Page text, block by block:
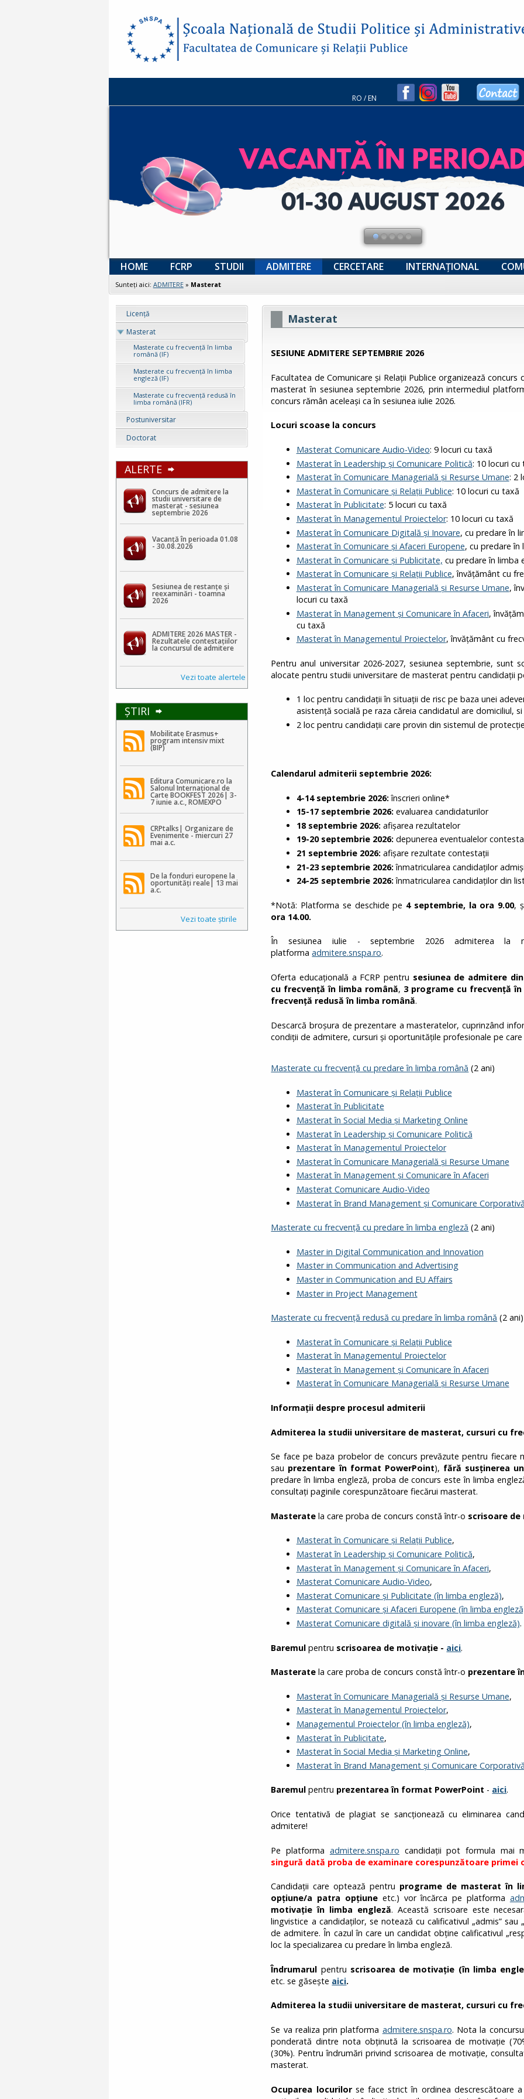
RO /EN
HOME FCRP STUDII ADMITERE CERCETARE INTERNAȚIONAL
Sunteţi aici: ADMITERE» Masterat
Licenţă
Masterat
Masterate cu frecvență în limba
română (IF)
Masterate cu frecvență în limba
engleză (IF)
Masterate cu frecvență redusă în
limba română (IFR)
Postuniversitar
Doctorat
ALERTE
Concurs de admitere la
studii universitare de
masterat - sesiunea
septembrie 2026
Vacanță în perioada 01.08
- 30.08.2026
Sesiunea de restanțe și
reexaminări - toamna
2026
ADMITERE 2026 MASTER -
Rezultatele contestaţiilor
la concursul de admitere
Vezi toate alertele
ŞTIRI
Mobilitate Erasmus+
program intensiv mixt
(BIP)
Editura Comunicare.ro la
Salonul Internațional de
Carte BOOKFEST 2026| 3-
7 iunie a.c., ROMEXPO
CRPtalks| Organizare de
Evenimente - miercuri 27
mai a.c.
De la fonduri europene la
oportunități reale| 13 mai
a.c.
Vezi toate ştirile
Masterat
SESIUNE ADMITERE SEPTEMBRIE 2026
Facultatea de Comunicare și Relații Publice organizează
masterat în sesiunea septembrie 2026, prin intermediul
concurs rămân aceleași ca în sesiunea iulie 2026.
Locuri scoase la concurs
Masterat Comunicare Audio-Video: 9 locuri cu taxă
Masterat în Leadership și Comunicare Politică: 10 locuri cu
Masterat în Comunicare Managerială și Resurse Umane: 2
Masterat în Comunicare și Relații Publice: 10 locuri cu taxă
Masterat în Publicitate: 5 locuri cu taxă
Masterat în Managementul Proiectelor: 10 locuri cu taxă
Masterat în Comunicare Digitală și Inovare, cu predare în
Masterat în Comunicare și Afaceri Europene, cu predare în
Masterat în Comunicare și Publicitate, cu predare în limba
Masterat în Comunicare și Relații Publice, învățământ cu
Masterat în Comunicare Managerială și Resurse Umane,
locuri cu taxă
Masterat în Management și Comunicare în Afaceri,
cu taxă
Masterat în Managementul Proiectelor, învățământ cu
Pentru anul universitar 2026-2027, sesiunea septembrie, sunt
alocate pentru studii universitare de masterat pentru candidații
1 loc pentru candidații în situații de risc pe baza unei
asistență socială pe raza căreia candidatul are domiciliul, si
2 loc pentru candidații care provin din sistemul de
Calendarul admiterii septembrie 2026:
4-14 septembrie 2026:înscrieri online*
15-17 septembrie 2026:evaluarea candidaturilor
18 septembrie 2026:afișarea rezultatelor
19-20 septembrie 2026:depunerea eventualelor
21 septembrie 2026:afișare rezultate contestații
21-23 septembrie 2026:înmatricularea candidaților
24-25 septembrie 2026:înmatricularea candidaților din
*Notă: Platforma se deschide pe 4 septembrie, la ora 9.00,
ora 14.00.
În sesiunea iulie - septembrie 2026 admiterea la
platformaadmitere.snspa.ro.
Oferta educațională a FCRP pentru sesiunea de admitere
cu frecvență în limba română, 3 programe cu frecvență
frecvență redusă în limba română.
Descarcă broșura de prezentare a masteratelor, cuprinzând
condiții de admitere, cursuri și oportunitățile profesionale pe
Masterate cu frecvență cu predare în limba română (2 ani)
Masterat în Comunicare și Relații Publice
Masterat în Publicitate
Masterat în Social Media și Marketing Online
Masterat în Leadership și Comunicare Politică
Masterat în Managementul Proiectelor
Masterat în Comunicare Managerială și Resurse Umane
Masterat în Management și Comunicare în Afaceri
Masterat Comunicare Audio-Video
Masterat în Brand Management și Comunicare
Masterate cu frecvență cu predare în limba engleză (2 ani)
Master in Digital Communication and Innovation
Master in Communication and Advertising
Master in Communication and EU Affairs
Master in Project Management
Masterate cu frecvență redusă cu predare în limba română (2 ani)
Masterat în Comunicare și Relații Publice
Masterat în Managementul Proiectelor
Masterat în Management și Comunicare în Afaceri
Masterat în Comunicare Managerială și Resurse Umane
Informații despre procesul admiterii
Admiterea la studii universitare de masterat, cursuri cu
Se face pe baza probelor de concurs prevăzute pentru fiecare
sau prezentare în format PowerPoint), fără susținerea
predare în limba engleză, proba de concurs este în limba
consultați paginile corespunzătoare fiecărui masterat.
Masterate la care proba de concurs constă într-o scrisoare
Masterat în Comunicare și Relații Publice,
Masterat în Leadership și Comunicare Politică,
Masterat în Management și Comunicare în Afaceri,
Masterat Comunicare Audio-Video,
Masterat Comunicare și Publicitate (în limba engleză),
Masterat Comunicare și Afaceri Europene (în limba
Masterat Comunicare digitală și inovare (în limba engleză).
Baremul pentru scrisoarea de motivație - aici.
Masterate la care proba de concurs constă într-o prezentare
Masterat în Comunicare Managerială și Resurse Umane,
Masterat în Managementul Proiectelor,
Managementul Proiectelor (în limba engleză),
Masterat în Publicitate,
Masterat în Social Media și Marketing Online,
Masterat în Brand Management și Comunicare
Baremul pentru prezentarea în format PowerPoint - aici.
Orice tentativă de plagiat se sancţionează cu eliminarea
admitere!
Pe platforma admitere.snspa.ro candidații pot formula mai
singură dată proba de examinare corespunzătoare primei
Candidaţii care optează pentru programe de masterat în
opțiune/a patra opțiune etc.) vor încărca pe platforma
motivație în limba engleză. Această scrisoare este
lingvistice a candidaților, se notează cu calificativul „admis” sau
de admitere. În cazul în care un candidat obţine calificativul
loc la specializarea cu predare în limba engleză.
Îndrumarul pentru scrisoarea de motivație (în limba
etc. se găsește aici.
Admiterea la studii universitare de masterat, cursuri cu
Se va realiza prin platforma admitere.snspa.ro. Nota la
ponderată dintre nota obţinută la scrisoarea de motivaţie
(30%). Pentru îndrumări privind scrisoarea de motivație,
masterat.
Ocuparea locurilorse face strict în ordinea descrescătoare